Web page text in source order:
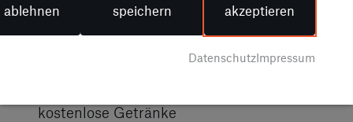
Mitarbeiter werben Mitarbeiter Prämie i. H.
v. bis zu 2.000,00 €
Weitere Mitarbeiter Benefits wie
kostenlose Getränke
ablehnen
speichern
akzeptieren
DatenschutzImpressum